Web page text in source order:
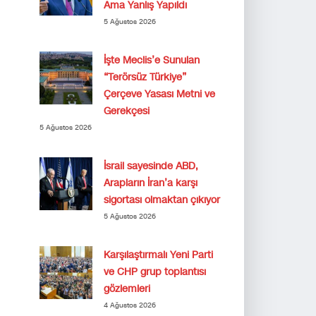
Ama Yanlış Yapıldı
5 Ağustos 2026
İşte Meclis’e Sunulan
“Terörsüz Türkiye”
Çerçeve Yasası Metni ve
Gerekçesi
5 Ağustos 2026
İsrail sayesinde ABD,
Arapların İran’a karşı
sigortası olmaktan çıkıyor
5 Ağustos 2026
Karşılaştırmalı Yeni Parti
ve CHP grup toplantısı
gözlemleri
4 Ağustos 2026